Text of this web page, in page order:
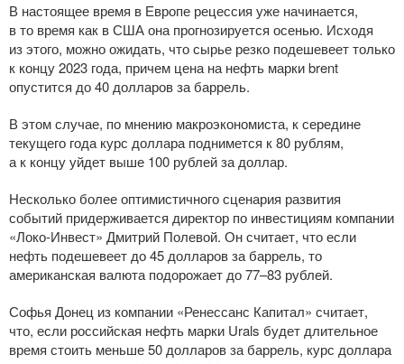
В настоящее время в Европе рецессия уже начинается,
в то время как в США она прогнозируется осенью. Исходя
из этого, можно ожидать, что сырье резко подешевеет только
к концу 2023 года, причем цена на нефть марки brent
опустится до 40 долларов за баррель.
В этом случае, по мнению макроэкономиста, к середине
текущего года курс доллара поднимется к 80 рублям,
а к концу уйдет выше 100 рублей за доллар.
Несколько более оптимистичного сценария развития
событий придерживается директор по инвестициям компании
«Локо-Инвест» Дмитрий Полевой. Он считает, что если
нефть подешевеет до 45 долларов за баррель, то
американская валюта подорожает до 77–83 рублей.
Софья Донец из компании «Ренессанс Капитал» считает,
что, если российская нефть марки Urals будет длительное
время стоить меньше 50 долларов за баррель, курс доллара